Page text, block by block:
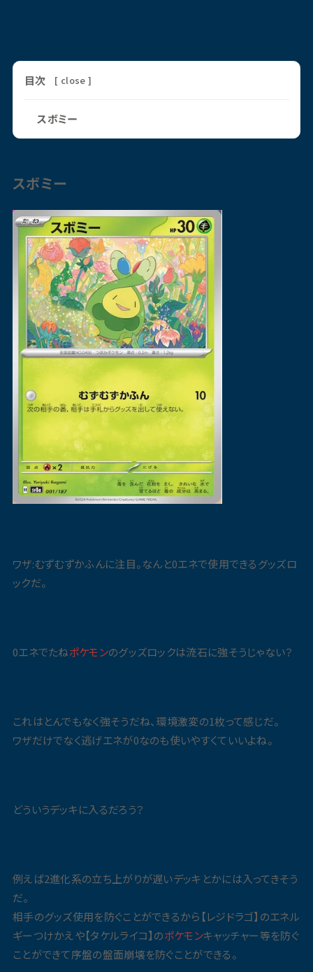
目次 [ close ]
スボミー
スボミー
ワザ:むずむずかふんに注目。なんと0エネで使用できるグッズロ
ックだ。
0エネでたねポケモンのグッズロックは流石に強そうじゃない？
これはとんでもなく強そうだね、環境激変の1枚って感じだ。
ワザだけでなく逃げエネが0なのも使いやすくていいよね。
どういうデッキに入るだろう？
例えば2進化系の立ち上がりが遅いデッキとかには入ってきそう
だ。
相手のグッズ使用を防ぐことができるから【レジドラゴ】のエネル
ギーつけかえや【タケルライコ】のポケモンキャッチャー等を防ぐ
ことができて序盤の盤面崩壊を防ぐことができる。